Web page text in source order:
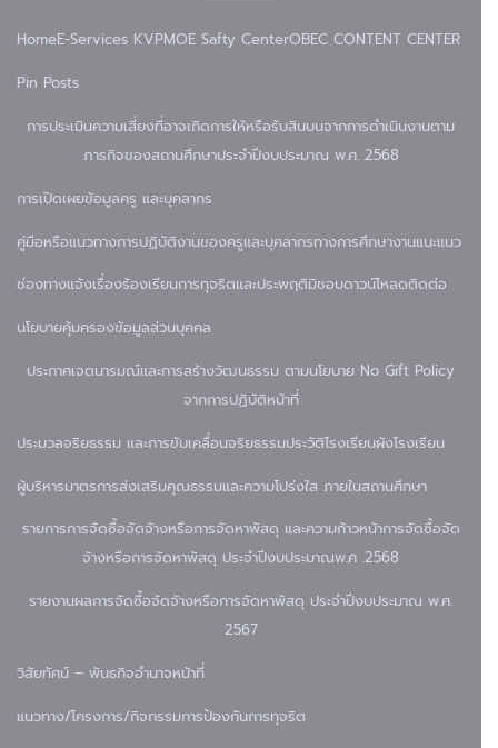
HomeE-Services KVPMOE Safty CenterOBEC CONTENT CENTER
Pin Posts
การประเมินความเสี่ยงที่อาจเกิดการให้หรือรับสินบนจากการดำเนินงานตาม
ภารกิจของสถานศึกษาประจำปีงบประมาณ พ.ศ. 2568
การเปิดเผยข้อมูลครู และบุคลากร
คู่มือหรือแนวทางการปฏิบัติงานของครูและบุคลากรทางการศึกษางานแนะแนว
ช่องทางแจ้งเรื่องร้องเรียนการทุจริตและประพฤติมิชอบดาวน์โหลดติดต่อ
นโยบายคุ้มครองข้อมูลส่วนบุคคล
ประกาศเจตนารมณ์และการสร้างวัฒนธรรม ตามนโยบาย No Gift Policy
จากการปฏิบัติหน้าที่
ประมวลจริยธรรม และการขับเคลื่อนจริยธรรมประวัติโรงเรียนผังโรงเรียน
ผู้บริหารมาตรการส่งเสริมคุณธรรมและความโปร่งใส ภายในสถานศึกษา
รายการการจัดซื้อจัดจ้างหรือการจัดหาพัสดุ และความก้าวหน้าการจัดซื้อจัด
จ้างหรือการจัดหาพัสดุ ประจำปีงบประมาณพ.ศ .2568
รายงานผลการจัดซื้อจัดจ้างหรือการจัดหาพัสดุ ประจำปีงบประมาณ พ.ศ.
2567
วิสัยทัศน์ – พันธกิจอำนาจหน้าที่
แนวทาง/โครงการ/กิจกรรมการป้องกันการทุจริต